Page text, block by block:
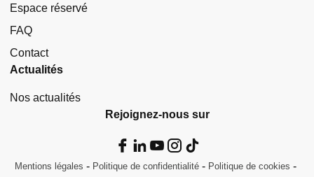
Espace réservé
FAQ
Contact
Actualités
Nos actualités
Rejoignez-nous sur
Mentions légales Politique de confidentialité
Politique de cookies